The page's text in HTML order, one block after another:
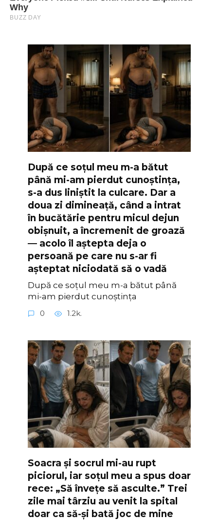
După ce soțul meu m-a bătut
până mi-am pierdut cunoștința,
s-a dus liniștit la culcare. Dar a
doua zi dimineață, când a intrat
în bucătărie pentru micul dejun
obișnuit, a încremenit de groază
— acolo îl aștepta deja o
persoană pe care nu s-ar fi
așteptat niciodată să o vadă
După ce soțul meu m-a bătut până
mi-am pierdut cunoștința
0 1.2k.
Soacra și socrul mi-au rupt
piciorul, iar soțul meu a spus doar
rece: „Să învețe să asculte.” Trei
zile mai târziu au venit la spital
doar ca să-și bată joc de mine